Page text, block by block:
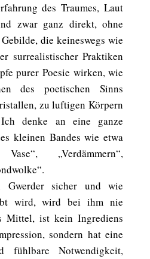
des Traumes, Laut
zwar ganz direkt, ohne
die keineswegs wie
surrealistischer Praktiken
purer Poesie wirken, wie
des poetischen Sinns
zu luftigen Körpern
Ich denke an eine ganze
kleinen Bandes wie etwa
„Verdämmern“,
sicher und wie
wird, wird bei ihm nie
Mittel, ist kein Ingrediens
sondern hat eine
fühlbare Notwendigkeit,